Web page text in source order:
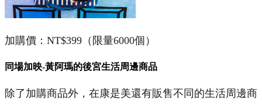
加購價：NT$399（限量6000個）
同場加映-黃阿瑪的後宮生活周邊商品
除了加購商品外，在康是美還有販售不同的生活周邊商